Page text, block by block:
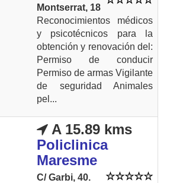
Montserrat, 18
Reconocimientos médicos
y psicotécnicos para la
obtención y renovación del:
Permiso de conducir
Permiso de armas Vigilante
de seguridad Animales
pel...
A 15.89 kms
Policlinica
Maresme
C/ Garbi, 40.